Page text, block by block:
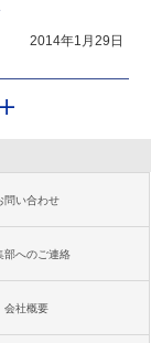
2014年1月29日
問い合わせ
部へのご連絡
会社概要